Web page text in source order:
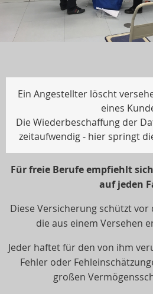
Ein Angestellter löscht
eines
Die Wiederbeschaffung der
zeitaufwendig - hier springt
Für freie Berufe empfiehlt
auf jeden
Diese Versicherung schützt vor
die aus einem Versehen
Jeder haftet für den von ihm
Fehler oder
großen